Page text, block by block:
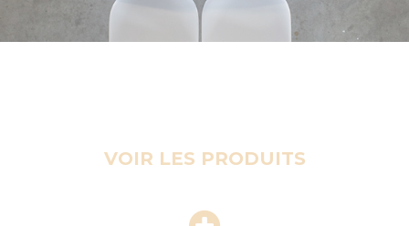
VOIR LES PRODUITS